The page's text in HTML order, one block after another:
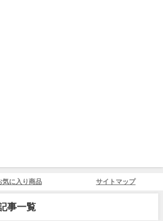
気に入り商品 サイトマップ
事一覧